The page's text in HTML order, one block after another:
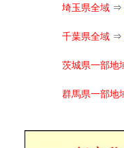
埼玉県全域
千葉県全域
茨城県一部地
群馬県一部地